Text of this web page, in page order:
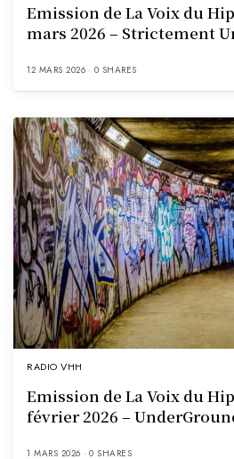
Emission de La Voix du
mars 2026 – Strictement
12 MARS 2026 0 SHARES
RADIO VHH
Emission de La Voix du
février 2026 –
1 MARS 2026 0 SHARES